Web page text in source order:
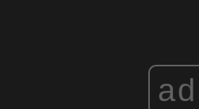
ad